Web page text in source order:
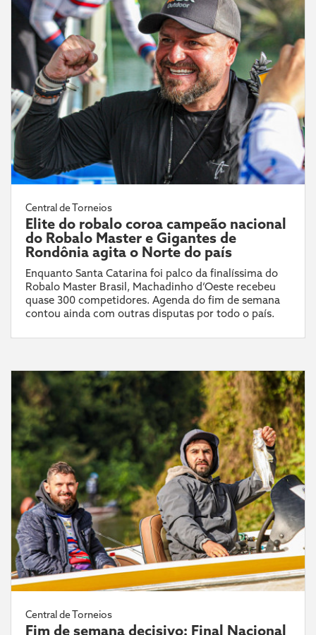
Central de Torneios
Elite do robalo coroa campeão nacional
do Robalo Master e Gigantes de
Rondônia agita o Norte do país
Enquanto Santa Catarina foi palco da finalíssima do
Robalo Master Brasil, Machadinho d’Oeste recebeu
quase 300 competidores. Agenda do fim de semana
contou ainda com outras disputas por todo o país.
Central de Torneios
Fim de semana decisivo: Final Nacional